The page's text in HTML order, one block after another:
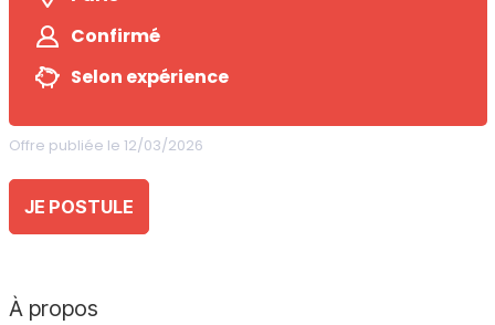
Confirmé
Selon expérience
Offre publiée le 12/03/2026
JE POSTULE
À propos